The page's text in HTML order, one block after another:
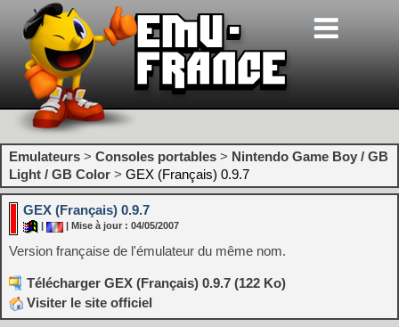
Emulateurs > Consoles portables > Nintendo Game Boy / GB
Light / GB Color > GEX (Français) 0.9.7
GEX (Français) 0.9.7
| Mise à jour : 04/05/2007
Version française de l'émulateur du même nom.
Télécharger GEX (Français) 0.9.7 (122 Ko)
Visiter le site officiel